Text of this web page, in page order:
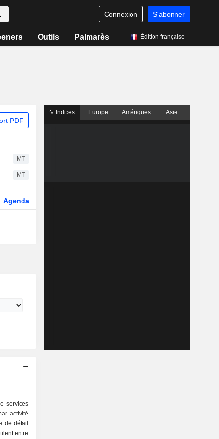
Connexion S'abonner
Outils Palmarès Édition française
PDF
MT
MT
Agenda
services
activité
entre
Indices Europe Amériques Asie